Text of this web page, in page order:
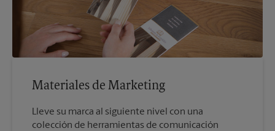
Materiales de Marketing
Lleve su marca al siguiente nivel con una
colección de herramientas de comunicación